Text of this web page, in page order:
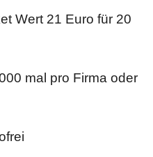
Wert 21 Euro für 20
mal pro Firma oder